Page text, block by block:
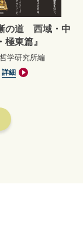
の道 西域・中
極東篇』
学研究所編
詳細